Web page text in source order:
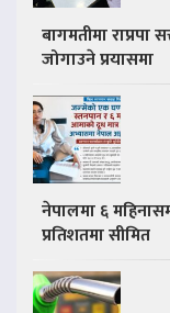
बागमतीमा राप्रपा
जोगाउने प्रयासमा
नेपालमा ६
प्रतिशतमा सीमित